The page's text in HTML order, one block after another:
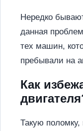
Нередко
данная
тех машин,
пребывали на
Как
Такую поломку,